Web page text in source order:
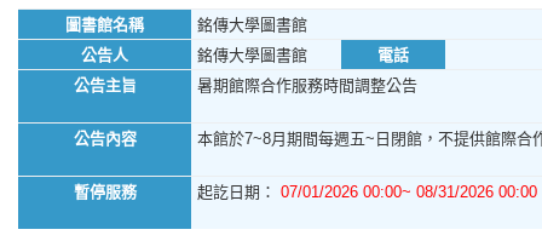
圖書館名稱
銘傳大學圖書館
公告人
銘傳大學圖書館
電話
公告主旨
暑期館際合作服務時間調整公告
公告內容 本館於7~8月期間每週五~日閉館，不提供館際
暫停服務 起訖日期： 07/01/2026 00:00~ 08/31/2026 00:00